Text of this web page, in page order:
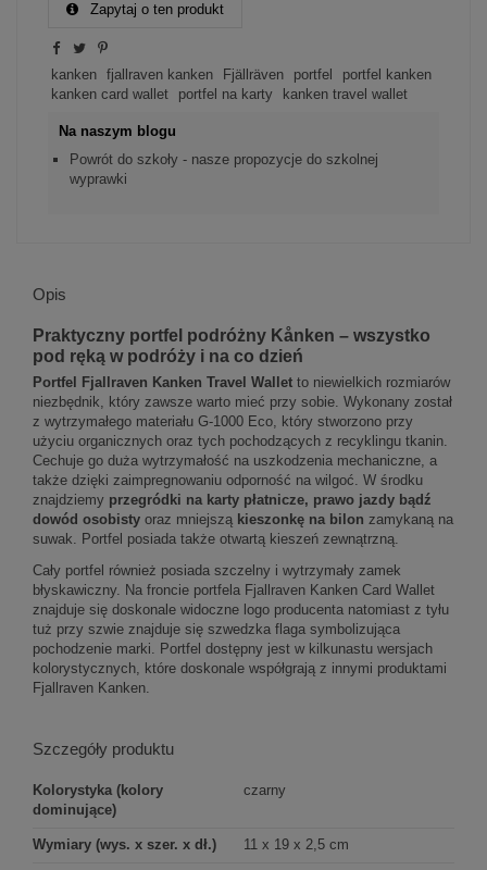
Zapytaj o ten produkt
kanken fjallraven kanken Fjällräven portfel
portfel kanken
kanken card wallet
portfel na karty kanken travel wallet
Na naszym blogu
Powrót do szkoły - nasze propozycje do szkolnej
wyprawki
Opis
Praktyczny portfel podróżny Kånken – wszystko
pod ręką w podróży i na co dzień
Portfel Fjallraven Kanken Travel Wallet to niewielkich rozmiarów
niezbędnik, który zawsze warto mieć przy sobie. Wykonany został
z wytrzymałego materiału G-1000 Eco, który stworzono przy
użyciu organicznych oraz tych pochodzących z recyklingu tkanin.
Cechuje go duża wytrzymałość na uszkodzenia mechaniczne, a
także dzięki zaimpregnowaniu odporność na wilgoć. W środku
znajdziemy przegródki na karty płatnicze, prawo jazdy bądź
dowód osobisty oraz mniejszą kieszonkę na bilon zamykaną na
suwak. Portfel posiada także otwartą kieszeń zewnątrzną.
Cały portfel również posiada szczelny i wytrzymały zamek
błyskawiczny. Na froncie portfela Fjallraven Kanken Card Wallet
znajduje się doskonale widoczne logo producenta natomiast z tyłu
tuż przy szwie znajduje się szwedzka flaga symbolizująca
pochodzenie marki. Portfel dostępny jest w kilkunastu wersjach
kolorystycznych, które doskonale współgrają z innymi produktami
Fjallraven Kanken.
Szczegóły produktu
Kolorystyka (kolory
dominujące)
czarny
Wymiary (wys. x szer. x dł.) 11 x 19 x 2,5 cm